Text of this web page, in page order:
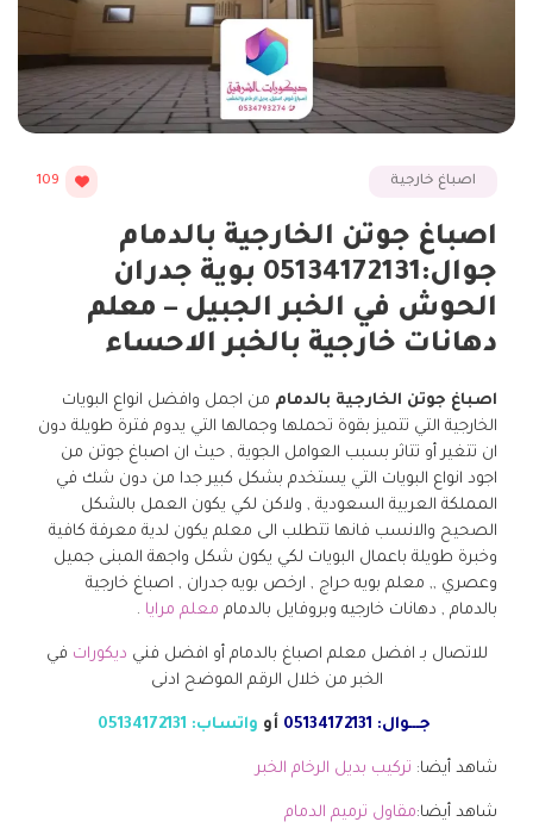
اصباغ خارجية 109
اصباغ جوتن الخارجية بالدمام
جوال:05134172131 بوية جدران
الحوش في الخبر الجبيل – معلم
دهانات خارجية بالخبر الاحساء
اصباغ جوتن الخارجية بالدمام من اجمل وافضل انواع البويات
الخارجية التي تتميز بقوة تحملها وجمالها التي يدوم فترة طويلة دون
ان تتغير أو تتاثر بسبب العوامل الجوية , حيث ان اصباغ جوتن من
اجود انواع البويات التي يستخدم بشكل كبير جدا من دون شك في
المملكة العربية السعودية , ولاكن لكي يكون العمل بالشكل
الصحيح والانسب فانها تتطلب الى معلم يكون لدية معرفة كافية
وخبرة طويلة باعمال البويات لكي يكون شكل واجهة المبنى جميل
وعصري ,, معلم بويه حراج , ارخص بويه جدران , اصباغ خارجية
بالدمام , دهانات خارجيه وبروفايل بالدمام معلم مرايا .
للاتصال بـ افضل معلم اصباغ بالدمام أو افضل فني ديكورات في
الخبر من خلال الرقم الموضح ادنى
جـــوال: 05134172131 أو واتساب: 05134172131
شاهد أيضا: تركيب بديل الرخام الخبر
شاهد أيضا:مقاول ترميم الدمام